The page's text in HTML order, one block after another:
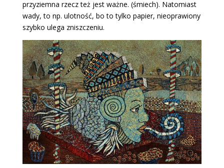
przyziemna rzecz też jest ważne. (śmiech). Natomiast
wady, to np. ulotność, bo to tylko papier, nieoprawiony
szybko ulega zniszczeniu.